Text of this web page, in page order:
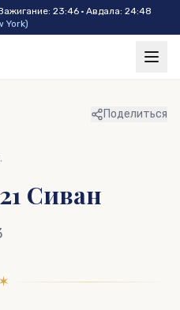
: 23:46 · Авдала: 24:48
York)
Поделиться
Сиван
✶